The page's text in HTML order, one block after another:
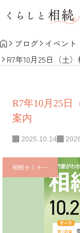
ブログ イベント
R7年10月25日（土
R7年10月25日
案内
2025.10.14
相続セミナー